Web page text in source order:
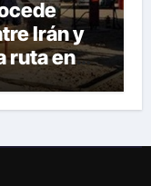
Irán y
ruta en